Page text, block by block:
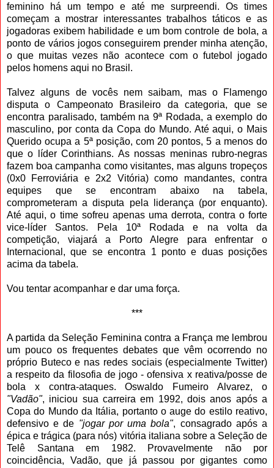
feminino há um tempo e até me surpreendi. Os times
começam a mostrar interessantes trabalhos táticos e as
jogadoras exibem habilidade e um bom controle de bola, a
ponto de vários jogos conseguirem prender minha atenção,
o que muitas vezes não acontece com o futebol jogado
pelos homens aqui no Brasil.
Talvez alguns de vocês nem saibam, mas o Flamengo
disputa o Campeonato Brasileiro da categoria, que se
encontra paralisado, também na 9ª Rodada, a exemplo do
masculino, por conta da Copa do Mundo. Até aqui, o Mais
Querido ocupa a 5ª posição, com 20 pontos, 5 a menos do
que o líder Corinthians. As nossas meninas rubro-negras
fazem boa campanha como visitantes, mas alguns tropeços
(0x0 Ferroviária e 2x2 Vitória) como mandantes, contra
equipes que se encontram abaixo na tabela,
comprometeram a disputa pela liderança (por enquanto).
Até aqui, o time sofreu apenas uma derrota, contra o forte
vice-líder Santos. Pela 10ª Rodada e na volta da
competição, viajará a Porto Alegre para enfrentar o
Internacional, que se encontra 1 ponto e duas posições
acima da tabela.
Vou tentar acompanhar e dar uma força.
***
A partida da Seleção Feminina contra a França me lembrou
um pouco os frequentes debates que vêm ocorrendo no
próprio Buteco e nas redes sociais (especialmente Twitter)
a respeito da filosofia de jogo - ofensiva x reativa/posse de
bola x contra-ataques. Oswaldo Fumeiro Alvarez, o
"Vadão", iniciou sua carreira em 1992, dois anos após a
Copa do Mundo da Itália, portanto o auge do estilo reativo,
defensivo e de "jogar por uma bola", consagrado após a
épica e trágica (para nós) vitória italiana sobre a Seleção de
Telê Santana em 1982. Provavelmente não por
coincidência, Vadão, que já passou por gigantes como